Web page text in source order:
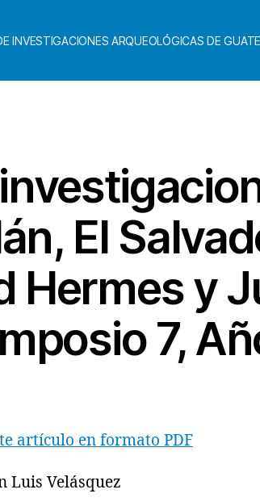
INVESTIGACIONES ARQUEOLÓGICAS DE
El
Hermes y
7,
artículo en formato PDF
Luis Velásquez